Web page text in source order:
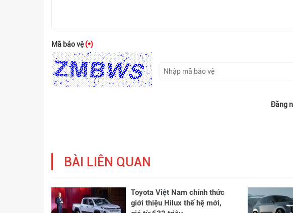
Mã bảo vệ(*)
Đăng
BÀI LIÊN QUAN
Toyota Việt Nam chính thức
giới thiệu Hilux thế hệ mới,